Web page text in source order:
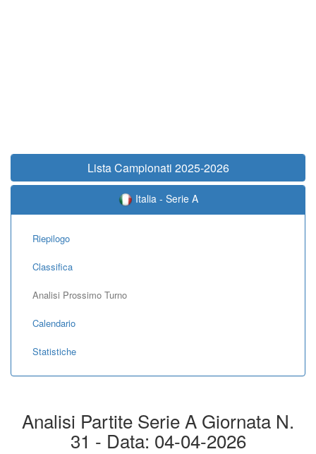
Lista Campionati 2025-2026
Italia - Serie A
Riepilogo
Classifica
Analisi Prossimo Turno
Calendario
Statistiche
Analisi Partite Serie A Giornata N.
31 - Data: 04-04-2026